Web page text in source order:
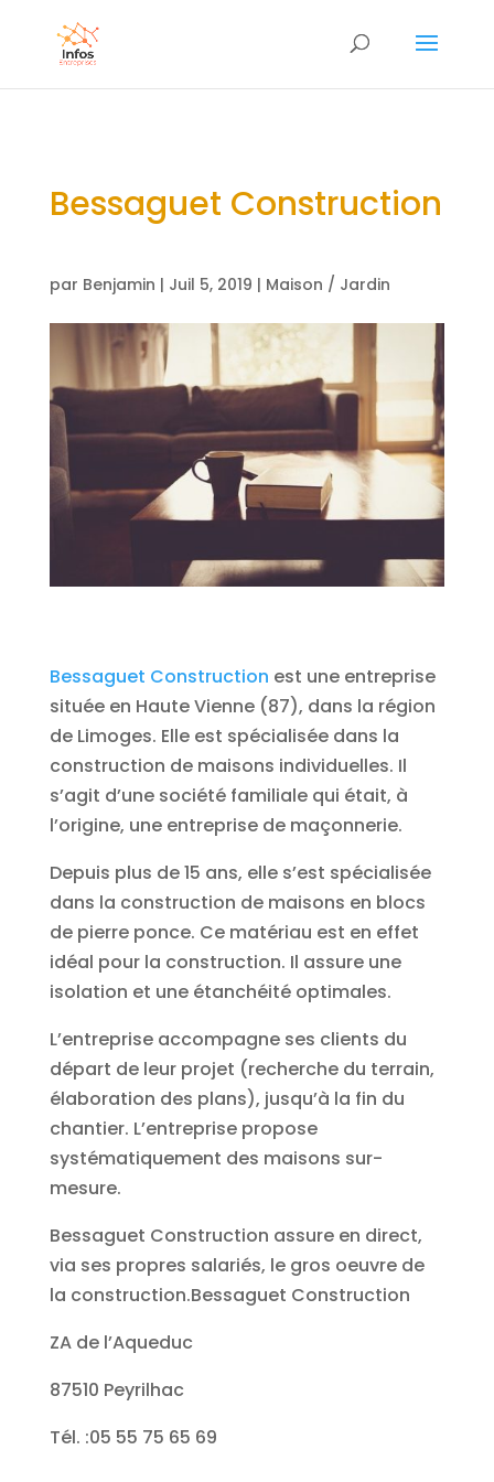
Bessaguet Construction
par Benjamin | Juil 5, 2019 | Maison / Jardin
Bessaguet Construction est une entreprise
située en Haute Vienne (87), dans la région
de Limoges. Elle est spécialisée dans la
construction de maisons individuelles. Il
s’agit d’une société familiale qui était, à
l’origine, une entreprise de maçonnerie.
Depuis plus de 15 ans, elle s’est spécialisée
dans la construction de maisons en blocs
de pierre ponce. Ce matériau est en effet
idéal pour la construction. Il assure une
isolation et une étanchéité optimales.
L’entreprise accompagne ses clients du
départ de leur projet (recherche du terrain,
élaboration des plans), jusqu’à la fin du
chantier. L’entreprise propose
systématiquement des maisons sur-
mesure.
Bessaguet Construction assure en direct,
via ses propres salariés, le gros oeuvre de
la construction.Bessaguet Construction
ZA de l’Aqueduc
87510 Peyrilhac
Tél. :05 55 75 65 69